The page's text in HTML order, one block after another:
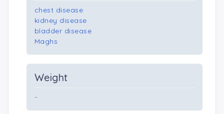
chest disease
kidney disease
bladder disease
Maghs
Weight
-